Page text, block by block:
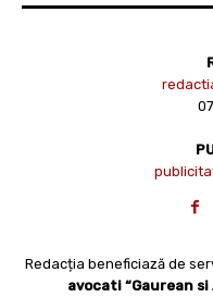
Redacția beneficiază de
avocati “Gaurean